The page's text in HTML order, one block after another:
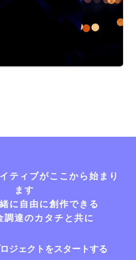
ティブがここから始まり
ます
に自由に創作できる
調達のカタチと共に
ジェクトをスタートする